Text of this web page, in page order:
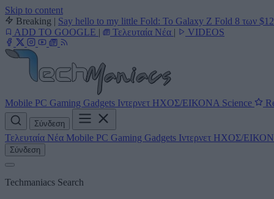
Skip to content
Breaking | Say hello to my little Fold: Το Galaxy Z Fold 8 των
ADD TO GOOGLE | Τελευταία Νέα | VIDEOS
Mobile PC Gaming Gadgets Ιντερνετ ΗΧΟΣ/ΕΙΚΟΝΑ Science
Σύνδεση
Τελευταία Νέα Mobile PC Gaming Gadgets Ιντερνετ ΗΧΟΣ/
Σύνδεση
Techmaniacs Search